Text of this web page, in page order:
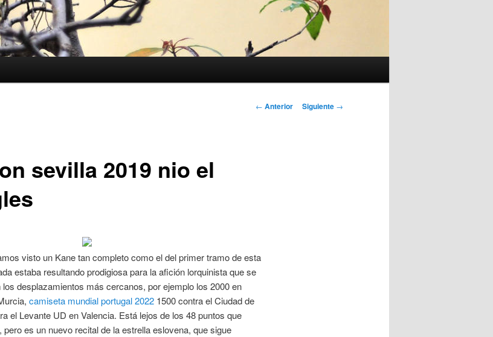
Navegación
← Anterior Siguiente →
sevilla 2019 nio el
visto un Kane tan completo como el del primer tramo de esta
estaba resultando prodigiosa para la afición lorquinista que se
desplazamientos más cercanos, por ejemplo los 2000 en
camiseta mundial portugal 20221500 contra el Ciudad de
el Levante UD en Valencia. Está lejos de los 48 puntos que
pero es un nuevo recital de la estrella eslovena, que sigue